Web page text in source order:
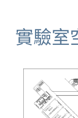
實驗室